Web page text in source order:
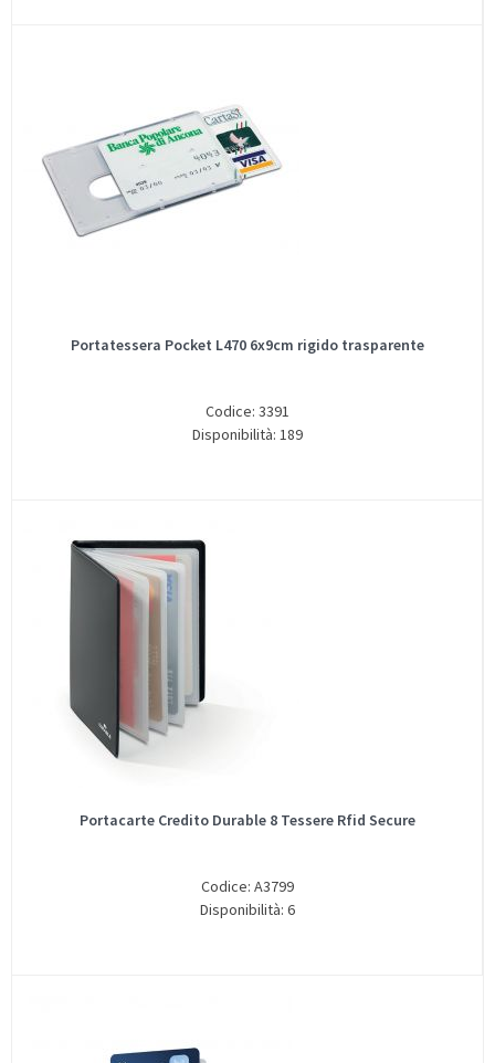
Portatessera Pocket L470 6x9cm rigido trasparente
Codice: 3391
Disponibilità: 189
Portacarte Credito Durable 8 Tessere Rfid Secure
Codice: A3799
Disponibilità: 6